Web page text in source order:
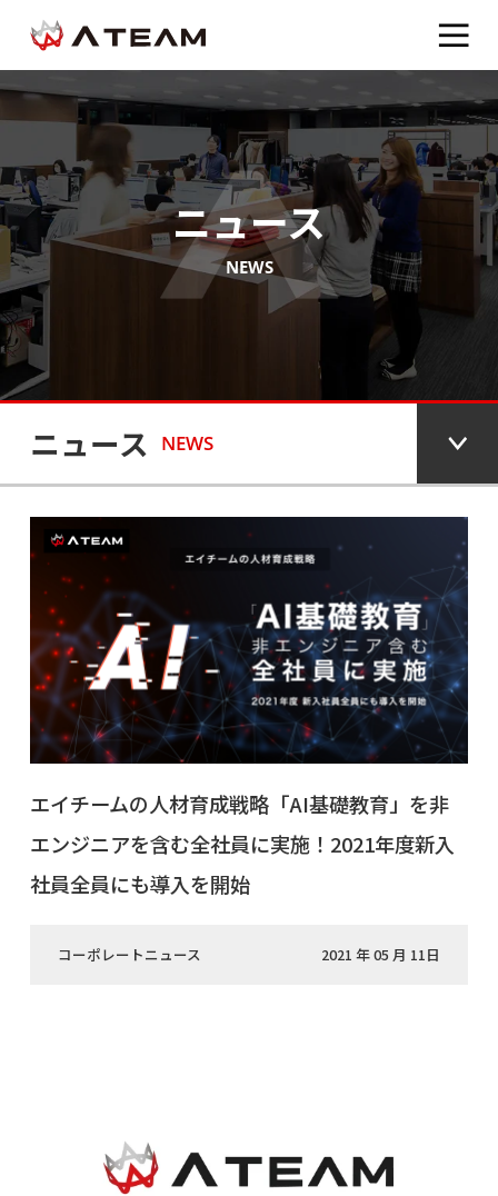
ニュース
NEWS
ニュース NEWS
エイチームの人材育成戦略「AI基礎教育」を非
エンジニアを含む全社員に実施！2021年度新入
社員全員にも導入を開始
コーポレートニュース 2021 年 05 月 11日